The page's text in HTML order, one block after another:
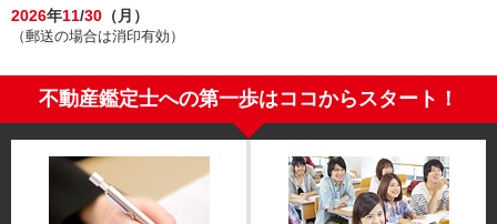
2026年11/30 （月）
（郵送の場合は消印有効）
不動産鑑定士への第一歩はココからスタート！